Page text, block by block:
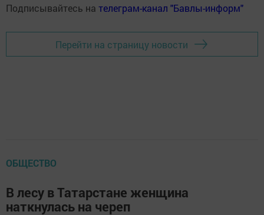
Подписывайтесь на телеграм-канал "Бавлы-информ"
Перейти на страницу новости
ОБЩЕСТВО
В лесу в Татарстане женщина
наткнулась на череп